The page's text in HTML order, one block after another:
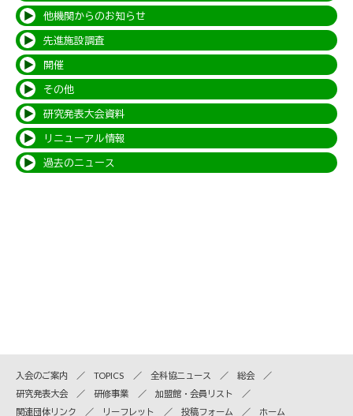
他機関からのお知らせ
先進施設調査
開催
その他
研究発表大会資料
リニューアル情報
過去のニュース
入会のご案内 TOPICS 全科協ニュース
総会
研究発表大会
研修事業
加盟館・会員リスト
関連団体リンク
リーフレット 投稿フォーム ホーム